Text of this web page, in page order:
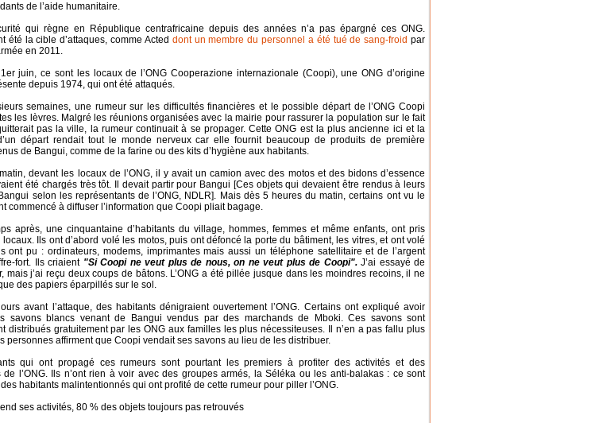
de l’aide humanitaire.
qui règne en République centrafricaine depuis des années n’a pas épargné ces ONG.
été la cible d’attaques, comme Acted dont un membre du personnel a été tué de sang-froid par
en 2011.
juin, ce sont les locaux de l’ONG Cooperazione internazionale (Coopi), une ONG d’origine
depuis 1974, qui ont été attaqués.
semaines, une rumeur sur les difficultés financières et le possible départ de l’ONG Coopi
les lèvres. Malgré les réunions organisées avec la mairie pour rassurer la population sur le fait
pas la ville, la rumeur continuait à se propager. Cette ONG est la plus ancienne ici et la
départ rendait tout le monde nerveux car elle fournit beaucoup de produits de première
de Bangui, comme de la farine ou des kits d’hygiène aux habitants.
devant les locaux de l’ONG, il y avait un camion avec des motos et des bidons d’essence
été chargés très tôt. Il devait partir pour Bangui [Ces objets qui devaient être rendus à leurs
selon les représentants de l’ONG, NDLR]. Mais dès 5 heures du matin, certains ont vu le
commencé à diffuser l’information que Coopi pliait bagage.
après, une cinquantaine d’habitants du village, hommes, femmes et même enfants, ont pris
locaux. Ils ont d’abord volé les motos, puis ont défoncé la porte du bâtiment, les vitres, et ont volé
ont pu : ordinateurs, modems, imprimantes mais aussi un téléphone satellitaire et de l’argent
fort. Ils criaient "Si Coopi ne veut plus de nous, on ne veut plus de Coopi".J’ai essayé de
mais j’ai reçu deux coups de bâtons. L’ONG a été pillée jusque dans les moindres recoins, il ne
des papiers éparpillés sur le sol.
avant l’attaque, des habitants dénigraient ouvertement l’ONG. Certains ont expliqué avoir
savons blancs venant de Bangui vendus par des marchands de Mboki. Ces savons sont
distribués gratuitement par les ONG aux familles les plus nécessiteuses. Il n’en a pas fallu plus
personnes affirment que Coopi vendait ses savons au lieu de les distribuer.
qui ont propagé ces rumeurs sont pourtant les premiers à profiter des activités et des
de l’ONG. Ils n’ont rien à voir avec des groupes armés, la Séléka ou les anti-balakas : ce sont
habitants malintentionnés qui ont profité de cette rumeur pour piller l’ONG.
ses activités, 80 % des objets toujours pas retrouvés